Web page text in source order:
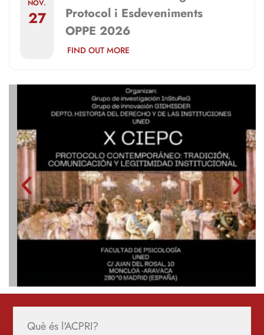
NOV.
27
Protocol i Esdeveniments
OPPE 2026
FIND OUT MORE
Què és l'ACPRI?